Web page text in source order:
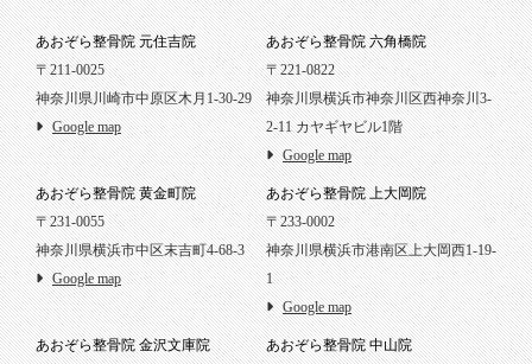
あおぞら整骨院 元住吉院
〒211-0025
神奈川県川崎市中原区木月1-30-29
Google map
あおぞら整骨院 六角橋院
〒221-0822
神奈川県横浜市神奈川区西神奈川3-
2-11 カヤギヤビル1階
Google map
あおぞら整骨院 黄金町院
〒231-0055
神奈川県横浜市中区末吉町4-68-3
Google map
あおぞら整骨院 上大岡院
〒233-0002
神奈川県横浜市港南区上大岡西1-19-
1
Google map
あおぞら整骨院 金沢文庫院
あおぞら整骨院 中山院